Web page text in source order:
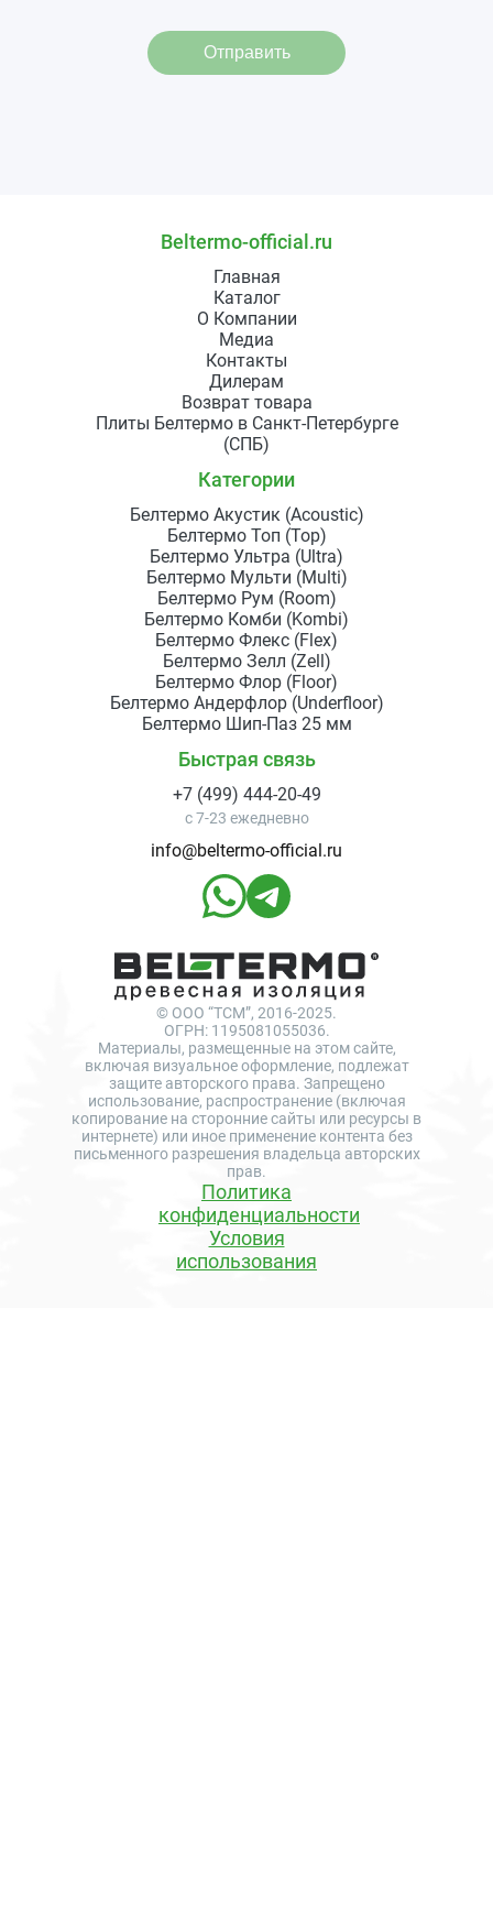
Отправить
Beltermo-official.ru
Главная
Каталог
О Компании
Медиа
Контакты
Дилерам
Возврат товара
Плиты Белтермо в Санкт-Петербурге
(СПБ)
Категории
Белтермо Акустик (Acoustic)
Белтермо Топ (Top)
Белтермо Ультра (Ultra)
Белтермо Мульти (Multi)
Белтермо Рум (Room)
Белтермо Комби (Kombi)
Белтермо Флекс (Flex)
Белтермо Зелл (Zell)
Белтермо Флор (Floor)
Белтермо Андерфлор (Underfloor)
Белтермо Шип-Паз 25 мм
Быстрая связь
+7 (499) 444-20-49
с 7-23 ежедневно
info@beltermo-official.ru
© ООО “ТСМ”, 2016-2025.
ОГРН: 1195081055036.
Материалы, размещенные на этом сайте,
включая визуальное оформление, подлежат
защите авторского права. Запрещено
использование, распространение (включая
копирование на сторонние сайты или ресурсы в
интернете) или иное применение контента без
письменного разрешения владельца авторских
прав.
Политика
конфиденциальности
Условия
использования